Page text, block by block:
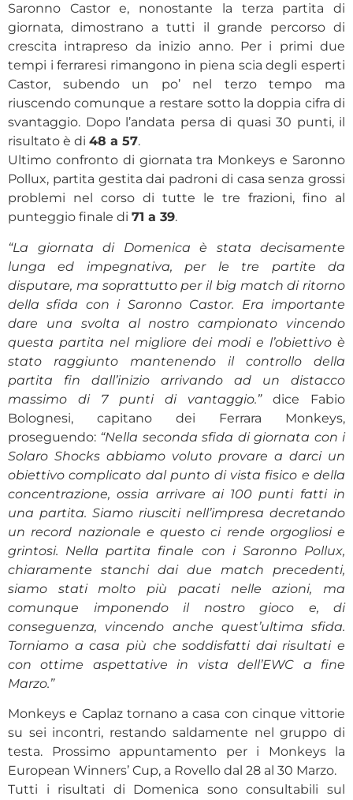
Saronno Castor e, nonostante la terza partita di
giornata, dimostrano a tutti il grande percorso di
crescita intrapreso da inizio anno. Per i primi due
tempi i ferraresi rimangono in piena scia degli esperti
Castor, subendo un po’ nel terzo tempo ma
riuscendo comunque a restare sotto la doppia cifra di
svantaggio. Dopo l’andata persa di quasi 30 punti, il
risultato è di 48 a 57.
Ultimo confronto di giornata tra Monkeys e Saronno
Pollux, partita gestita dai padroni di casa senza grossi
problemi nel corso di tutte le tre frazioni, fino al
punteggio finale di 71 a 39.
“La giornata di Domenica è stata decisamente
lunga ed impegnativa, per le tre partite da
disputare, ma soprattutto per il big match di ritorno
della sfida con i Saronno Castor. Era importante
dare una svolta al nostro campionato vincendo
questa partita nel migliore dei modi e l’obiettivo è
stato raggiunto mantenendo il controllo della
partita fin dall’inizio arrivando ad un distacco
massimo di 7 punti di vantaggio.” dice Fabio
Bolognesi, capitano dei Ferrara Monkeys,
proseguendo: “Nella seconda sfida di giornata con i
Solaro Shocks abbiamo voluto provare a darci un
obiettivo complicato dal punto di vista fisico e della
concentrazione, ossia arrivare ai 100 punti fatti in
una partita. Siamo riusciti nell’impresa decretando
un record nazionale e questo ci rende orgogliosi e
grintosi. Nella partita finale con i Saronno Pollux,
chiaramente stanchi dai due match precedenti,
siamo stati molto più pacati nelle azioni, ma
comunque imponendo il nostro gioco e, di
conseguenza, vincendo anche quest’ultima sfida.
Torniamo a casa più che soddisfatti dai risultati e
con ottime aspettative in vista dell’EWC a fine
Marzo.”
Monkeys e Caplaz tornano a casa con cinque vittorie
su sei incontri, restando saldamente nel gruppo di
testa. Prossimo appuntamento per i Monkeys la
European Winners’ Cup, a Rovello dal 28 al 30 Marzo.
Tutti i risultati di Domenica sono consultabili sul